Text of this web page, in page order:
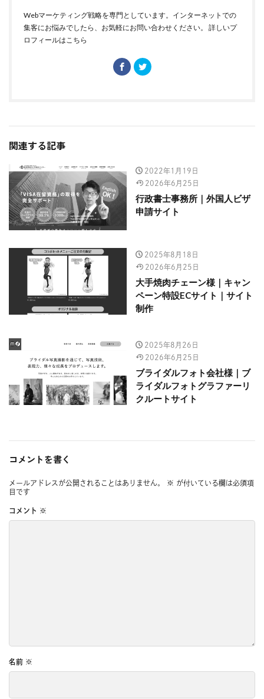
Webマーケティング戦略を専門としています。インターネットでの
集客にお悩みでしたら、お気軽にお問い合わせください。 詳しいプ
ロフィールはこちら
関連する記事
2022年1月19日
2026年6月25日
行政書士事務所｜外国人ビザ
申請サイト
2025年8月18日
2026年6月25日
大手焼肉チェーン様｜キャン
ペーン特設ECサイト｜サイト
制作
2025年8月26日
2026年6月25日
ブライダルフォト会社様｜ブ
ライダルフォトグラファーリ
クルートサイト
コメントを書く
メールアドレスが公開されることはありません。 ※ が付いている欄は必須項
目です
コメント ※
名前 ※